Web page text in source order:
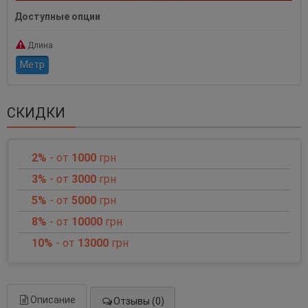
Доступные опции
Длина
Метр
СКИДКИ
2% - от 1000 грн
3% - от 3000 грн
5% - от 5000 грн
8% - от 10000 грн
10% - от 13000 грн
Описание Отзывы (0)